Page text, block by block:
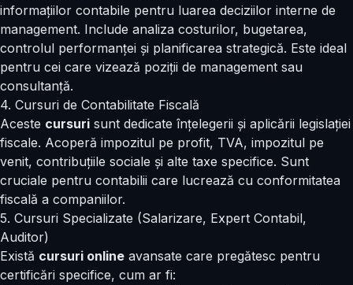
informațiilor contabile pentru luarea deciziilor interne de
management. Include analiza costurilor, bugetarea,
controlul performanței și planificarea strategică. Este ideal
pentru cei care vizează poziții de management sau
consultanță.
4. Cursuri de Contabilitate Fiscală
Aceste cursuri sunt dedicate înțelegerii și aplicării legislației
fiscale. Acoperă impozitul pe profit, TVA, impozitul pe
venit, contribuțiile sociale și alte taxe specifice. Sunt
cruciale pentru contabilii care lucrează cu conformitatea
fiscală a companiilor.
5. Cursuri Specializate (Salarizare, Expert Contabil,
Auditor)
Există cursuri online avansate care pregătesc pentru
certificări specifice, cum ar fi: